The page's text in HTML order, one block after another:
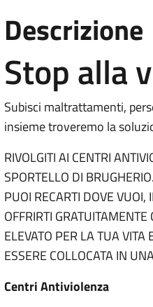
Descrizione
Stop alla
Subisci maltrattamenti,
insieme troveremo la
RIVOLGITI AI CENTRI
SPORTELLO DI BRUGHERIO.
PUOI RECARTI DOVE VUOI,
OFFRIRTI
ELEVATO PER LA TUA VITA
ESSERE COLLOCATA IN
Centri Antiviolenza